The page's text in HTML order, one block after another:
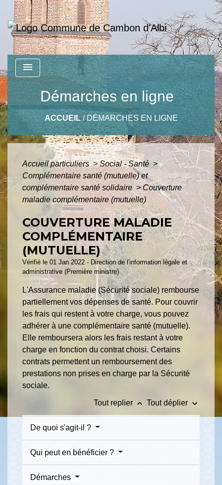
menu
Démarches en ligne
ACCUEIL/DÉMARCHES EN LIGNE
Accueil particuliers> Social - Santé >
Complémentaire santé (mutuelle) et
complémentaire santé solidaire> Couverture
maladie complémentaire (mutuelle)
COUVERTURE MALADIE
COMPLÉMENTAIRE
(MUTUELLE)
Vérifié le 01 Jan 2022 - Direction de l'information légale et
administrative (Première ministre)
L'Assurance maladie (Sécurité sociale) rembourse
partiellement vos dépenses de santé. Pour couvrir
les frais qui restent à votre charge, vous pouvez
adhérer à une complémentaire santé (mutuelle).
Elle remboursera alors les frais restant à votre
charge en fonction du contrat choisi. Certains
contrats permettent un remboursement des
prestations non prises en charge par la Sécurité
sociale.
Tout replier keyboard_arrow_up Tout déplier keyboard_arrow_down
De quoi s'agit-il ?
Qui peut en bénéficier ?
Démarches